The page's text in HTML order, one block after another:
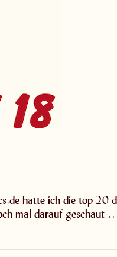
hatte ich die top 20
mal darauf geschaut